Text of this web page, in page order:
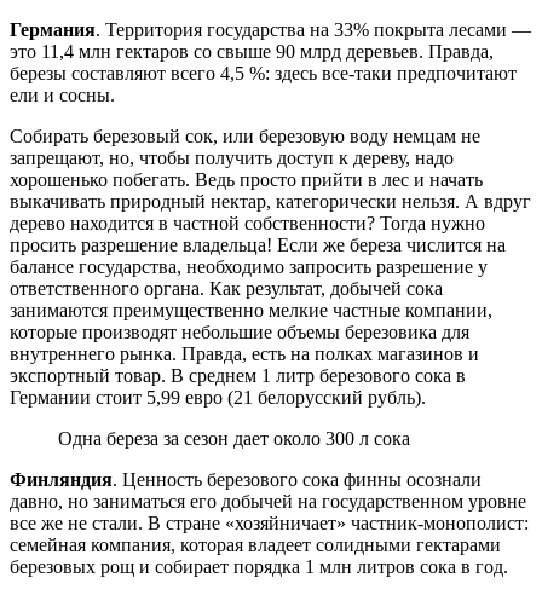
Германия. Территория государства на 33% покрыта лесами —
это 11,4 млн гектаров со свыше 90 млрд деревьев. Правда,
березы составляют всего 4,5 %: здесь все-таки предпочитают
ели и сосны.
Собирать березовый сок, или березовую воду немцам не
запрещают, но, чтобы получить доступ к дереву, надо
хорошенько побегать. Ведь просто прийти в лес и начать
выкачивать природный нектар, категорически нельзя. А вдруг
дерево находится в частной собственности? Тогда нужно
просить разрешение владельца! Если же береза числится на
балансе государства, необходимо запросить разрешение у
ответственного органа. Как результат, добычей сока
занимаются преимущественно мелкие частные компании,
которые производят небольшие объемы березовика для
внутреннего рынка. Правда, есть на полках магазинов и
экспортный товар. В среднем 1 литр березового сока в
Германии стоит 5,99 евро (21 белорусский рубль).
Одна береза за сезон дает около 300 л сока
Финляндия. Ценность березового сока финны осознали
давно, но заниматься его добычей на государственном уровне
все же не стали. В стране «хозяйничает» частник-монополист:
семейная компания, которая владеет солидными гектарами
березовых рощ и собирает порядка 1 млн литров сока в год.